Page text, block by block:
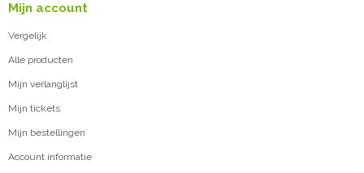
Mijn account
Vergelijk
Alle producten
Mijn verlanglijst
Mijn tickets
Mijn bestellingen
Account informatie